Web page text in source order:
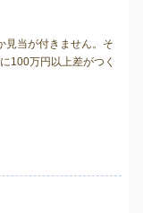
見当が付きません。そ
100万円以上差がつく